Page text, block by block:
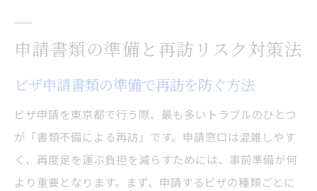
申請書類の準備と再訪リスク対策法
ビザ申請書類の準備で再訪を防ぐ方法
ビザ申請を東京都で行う際、最も多いトラブルのひとつ
が「書類不備による再訪」です。申請窓口は混雑しやす
く、再度足を運ぶ負担を減らすためには、事前準備が何
より重要となります。まず、申請するビザの種類ごとに